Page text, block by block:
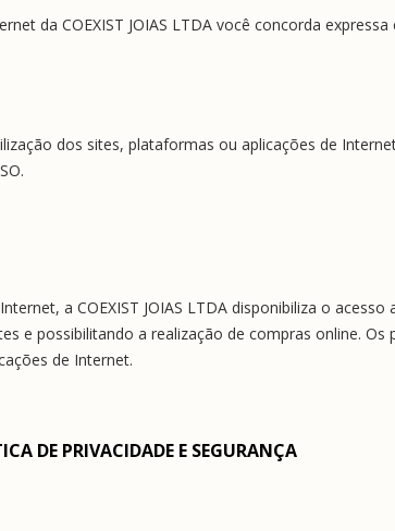
da COEXIST JOIAS LTDA você concorda
dos sites, plataformas ou aplicações de Internet
a COEXIST JOIAS LTDA disponibiliza o
e possibilitando a realização de compras online. Os
de Internet.
DE PRIVACIDADE E SEGURANÇA